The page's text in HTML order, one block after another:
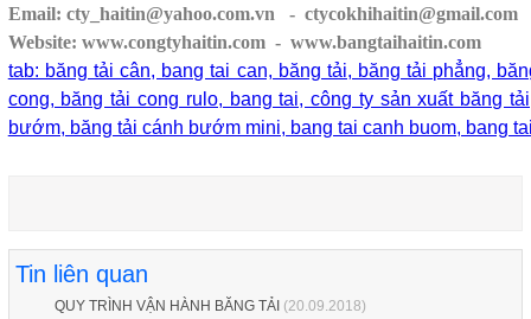
Email: cty_haitin@yahoo.com.vn - ctycokhihaitin@gmail.com
Website: www.congtyhaitin.com - www.bangtaihaitin.com
tab: băng tải cân, bang tai can, băng tải, băng tải phẳng,
cong, băng tải cong rulo, bang tai, công ty sản xuất băng
bướm, băng tải cánh bướm mini, bang tai canh buom, bang
Tin liên quan
QUY TRÌNH VẬN HÀNH BĂNG TẢI (20.09.2018)